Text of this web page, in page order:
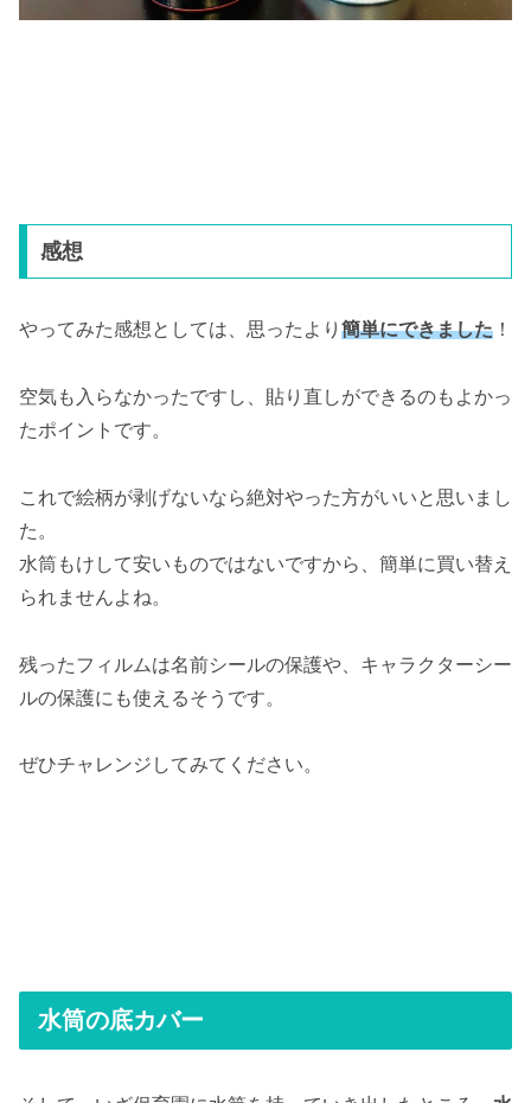
感想
やってみた感想としては、思ったより 簡単にできました ！
空気も入らなかったですし、貼り直しができるのもよかっ
たポイントです。
これで絵柄が剥げないなら絶対やった方がいいと思いまし
た。
水筒もけして安いものではないですから、簡単に買い替え
られませんよね。
残ったフィルムは名前シールの保護や、キャラクターシー
ルの保護にも使えるそうです。
ぜひチャレンジしてみてください。
水筒の底カバー